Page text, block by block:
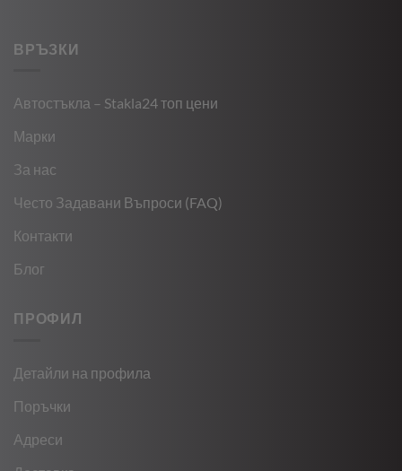
ВРЪЗКИ
Автостъкла – Stakla24 топ цени
Марки
За нас
Често Задавани Въпроси (FAQ)
Контакти
Блог
ПРОФИЛ
Детайли на профила
Поръчки
Адреси